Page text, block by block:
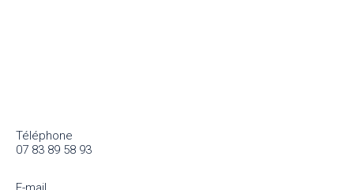
Téléphone
07 83 89 58 93